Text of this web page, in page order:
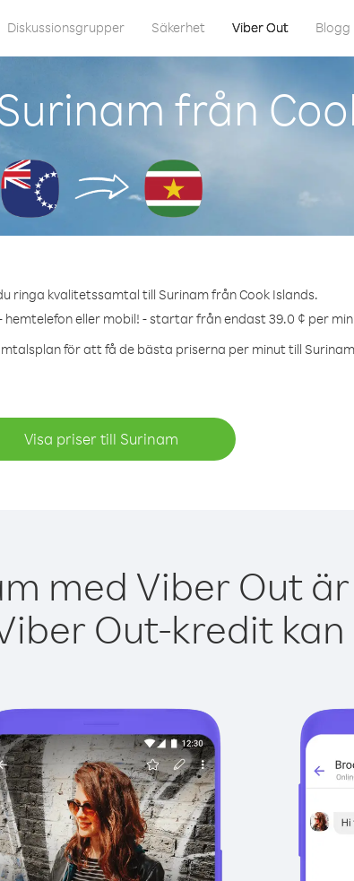
Diskussionsgrupper Säkerhet Viber Out Blogg
från
ringa kvalitetssamtal till Surinam från Cook Islands.
hemtelefon eller mobil! - startar från endast 39.0 ¢ per
för att få de bästa priserna per minut till
Visa priser till Surinam
med Viber Out
Out-kredit kan